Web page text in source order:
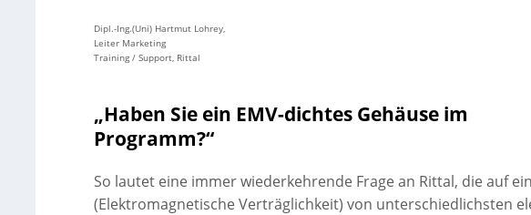
Dipl.-Ing.(Uni) Hartmut Lohrey,
Leiter Marketing
Training / Support, Rittal
„Haben Sie ein EMV-dichtes Gehäuse im
Programm?“
So lautet eine immer wiederkehrende Frage an Rittal, die auf
(Elektromagnetische Verträglichkeit) von unterschiedlichsten